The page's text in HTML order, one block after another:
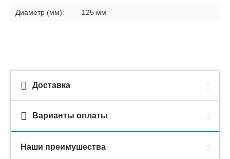
Диаметр (мм): 125 мм
Доставка
Варианты оплаты
Наши преимушества